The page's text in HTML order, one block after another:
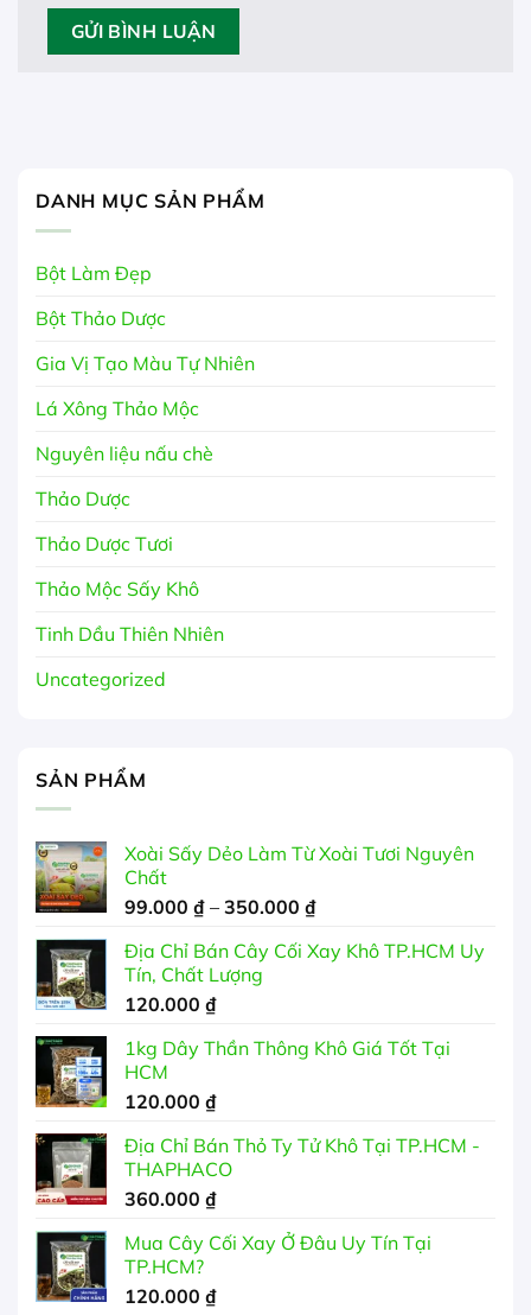
DANH MỤC SẢN PHẨM
Bột Làm Đẹp
Bột Thảo Dược
Gia Vị Tạo Màu Tự Nhiên
Lá Xông Thảo Mộc
Nguyên liệu nấu chè
Thảo Dược
Thảo Dược Tươi
Thảo Mộc Sấy Khô
Tinh Dầu Thiên Nhiên
Uncategorized
SẢN PHẨM
Xoài Sấy Dẻo Làm Từ Xoài Tươi Nguyên
Chất
99.000 ₫ – 350.000 ₫Khoảng
từ
Địa Chỉ Bán Cây Cối Xay Khô TP.HCM Uy
Tín, Chất Lượng
120.000 ₫
1kg Dây Thần Thông Khô Giá Tốt Tại
HCM
120.000 ₫
Địa Chỉ Bán Thỏ Ty Tử Khô Tại TP.HCM -
THAPHACO
360.000 ₫
Mua Cây Cối Xay Ở Đâu Uy Tín Tại
TP.HCM?
120.000 ₫